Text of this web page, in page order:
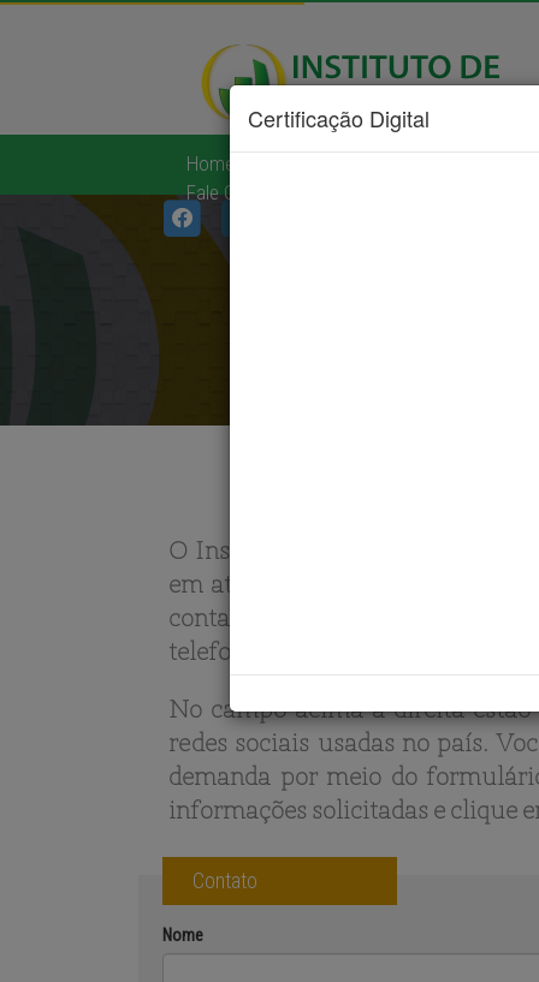
Certificação Digital
Home
Fale Conosco
O Instituto de Pesquisas
em atender às suas
contato direto com a equipe
telefones e e-mail do Instituto,
No campo acima à direita
redes sociais usadas no país.
demanda por meio do
informações solicitadas e clique
Contato
Nome